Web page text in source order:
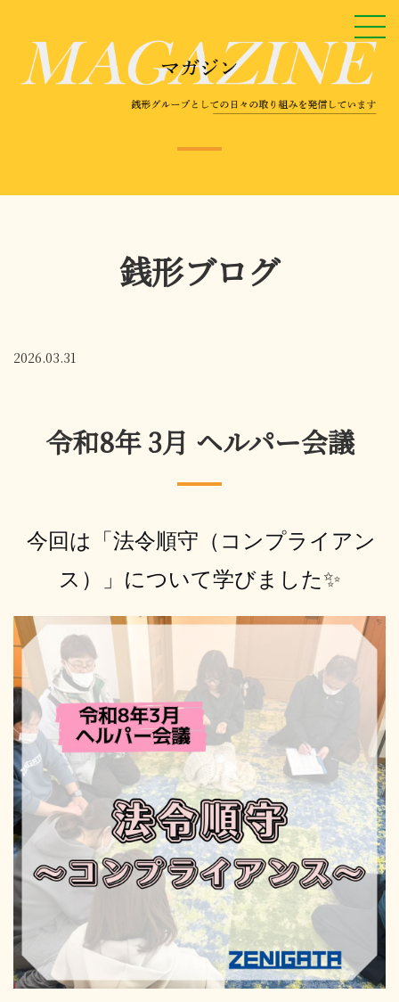
銭形ブログ
2026.03.31
令和8年 3月 ヘルパー会議
今回は「法令順守（コンプライアン
ス）」について学びました✨